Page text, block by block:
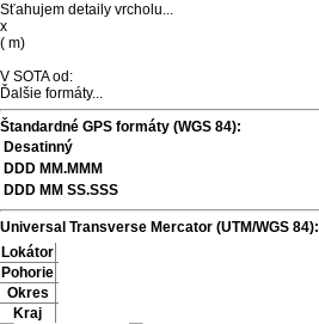
Sťahujem detaily vrcholu...
x
( m)
V SOTA od:
Ďalšie formáty...
Štandardné GPS formáty (WGS 84):
Desatinný
DDD MM.MMM
DDD MM SS.SSS
Universal Transverse Mercator (UTM/WGS 84):
Lokátor
Pohorie
Okres
Kraj